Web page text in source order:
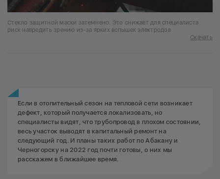
Стекло защитной маски затемнено. Это снижает для специалиста
риск навредить зрению из-за ярких вспышек электродов
Скачать
Если в отопительный сезон на тепловой сети возникает
дефект, который получается локализовать, но
специалисты видят, что трубопровод в плохом состоянии,
весь участок выводят в капитальный ремонт на
следующий год. И планы таких работ по Абакану и
Черногорску на 2022 год почти готовы, о них мы
расскажем в ближайшее время.